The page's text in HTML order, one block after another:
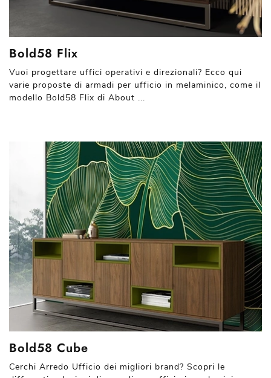
Bold58 Flix
Vuoi progettare uffici operativi e direzionali? Ecco qui
varie proposte di armadi per ufficio in melaminico, come il
modello Bold58 Flix di About ...
Bold58 Cube
Cerchi Arredo Ufficio dei migliori brand? Scopri le